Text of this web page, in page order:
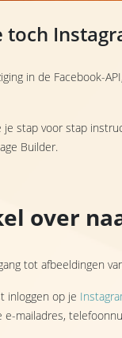
toch
in de Facebook-
je stap voor stap
Builder.
over
tot afbeeldingen
inloggen op je
e-mailadres,